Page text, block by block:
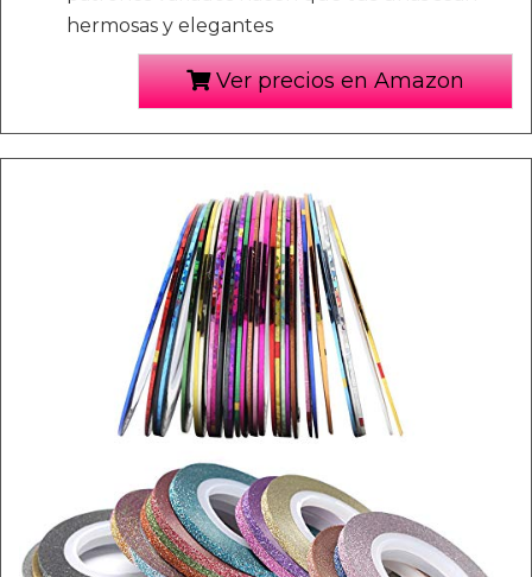
hermosas y elegantes
Ver precios en Amazon